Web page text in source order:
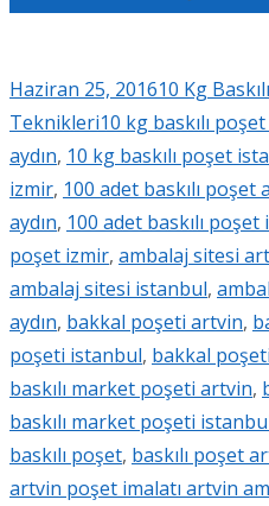
Haziran 25, 201610 Kg
Teknikleri10 kg baskılı
aydın, 10 kg baskılı poşet
izmir, 100 adet baskılı poşet
aydın, 100 adet baskılı
poşet izmir, ambalaj sitesi
ambalaj sitesi istanbul,
aydın, bakkal poşeti artvin,
poşeti istanbul, bakkal
baskılı market poşeti artvin,
baskılı market poşeti
baskılı poşet, baskılı poşet
artvin poşet imalatı artvin